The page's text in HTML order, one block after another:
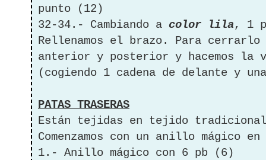
punto (12)
32-34.- Cambiando a color lila, 1
Rellenamos el brazo. Para
anterior y posterior y hacemos la
(cogiendo 1 cadena de delante y
PATAS TRASERAS
Están tejidas en tejido
Comenzamos con un anillo mágico en
1.- Anillo mágico con 6 pb (6)